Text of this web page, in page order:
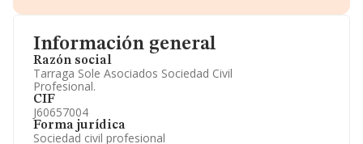
Información general
Razón social
Tarraga Sole Asociados Sociedad Civil
Profesional.
CIF
J60657004
Forma jurídica
Sociedad civil profesional
Accionistas.
Artículos de prensa publicados sobre la empresa.
Información oficial y registral complementaria.